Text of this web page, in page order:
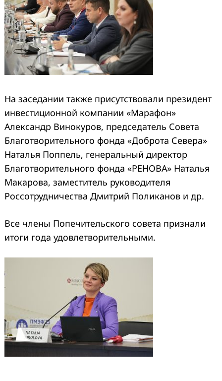
На заседании также присутствовали президент
инвестиционной компании «Марафон»
Александр Винокуров, председатель Совета
Благотворительного фонда «Доброта Севера»
Наталья Поппель, генеральный директор
Благотворительного фонда «РЕНОВА» Наталья
Макарова, заместитель руководителя
Россотрудничества Дмитрий Поликанов и др.
Все члены Попечительского совета признали
итоги года удовлетворительными.